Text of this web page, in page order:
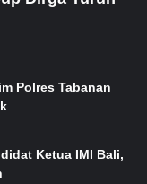
Polres Tabanan
Ketua IMI Bali,